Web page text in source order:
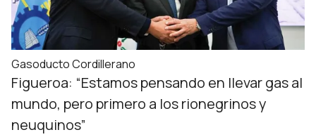
Gasoducto Cordillerano
Figueroa: “Estamos pensando en llevar gas al
mundo, pero primero a los rionegrinos y
neuquinos”